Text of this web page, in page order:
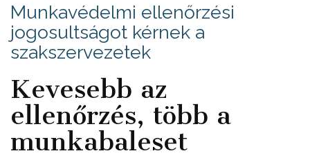
Munkavédelmi ellenőrzési
jogosultságot kérnek a
szakszervezetek
Kevesebb az
ellenőrzés, több a
munkabaleset